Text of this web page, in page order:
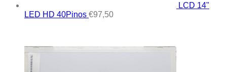
LCD 14"
LED HD 40Pinos €97,50